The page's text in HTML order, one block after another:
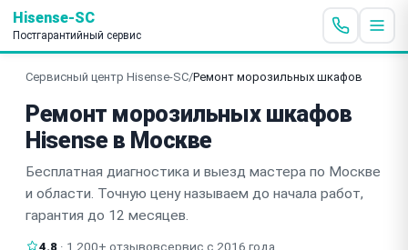
Hisense-SC
Постгарантийный сервис
Сервисный центр Hisense-SC/Ремонт морозильных шкафов
Ремонт морозильных шкафов
Hisense в Москве
Бесплатная диагностика и выезд мастера по Москве
и области. Точную цену называем до начала работ,
гарантия до 12 месяцев.
4.8 · 1 200+ отзывовсервис с 2016 года